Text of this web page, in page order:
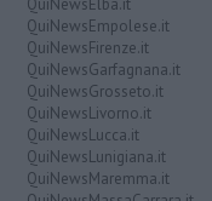
QuiNewsElba.it
QuiNewsEmpolese.it
QuiNewsFirenze.it
QuiNewsGarfagnana.it
QuiNewsGrosseto.it
QuiNewsLivorno.it
QuiNewsLucca.it
QuiNewsLunigiana.it
QuiNewsMaremma.it